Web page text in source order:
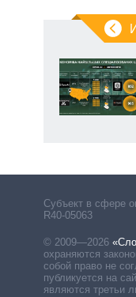
Субъект в сфере
R40-05063
© 2009—2026
охраняются
собой право не
публикуется на
являются третьи